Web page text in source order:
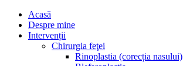
Acasă
Despre mine
Intervenții
Chirurgia feţei
Rinoplastia (corecția nasului)